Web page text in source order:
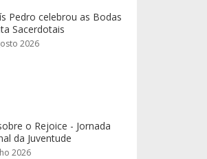
Pedro celebrou as Bodas
Sacerdotais
2026
o Rejoice - Jornada
da Juventude
2026